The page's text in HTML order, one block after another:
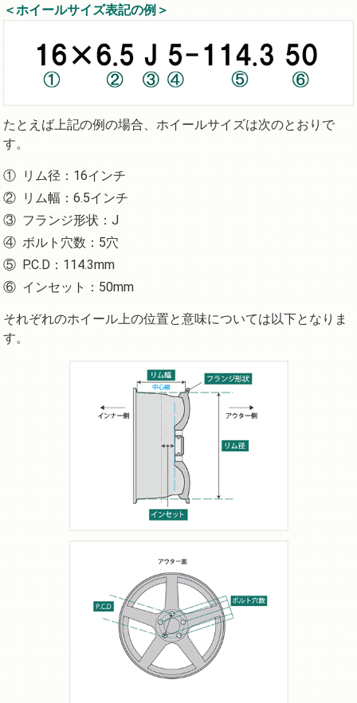
＜ホイールサイズ表記の例＞
たとえば上記の例の場合、ホイールサイズは次のとおりで
す。
リム径：16インチ
リム幅：6.5インチ
フランジ形状：J
ボルト穴数：5穴
P.C.D：114.3mm
インセット：50mm
それぞれのホイール上の位置と意味については以下となりま
す。